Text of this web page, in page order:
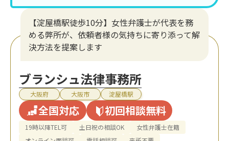
【淀屋橋駅徒歩10分】女性弁護士が代表を務
める弊所が、依頼者様の気持ちに寄り添って解
決方法を提案します
ブランシュ法律事務所
大阪府 大阪市 淀屋橋駅
全国対応 初回相談無料
19時以降TEL可 土日祝の相談OK
女性弁護士在籍